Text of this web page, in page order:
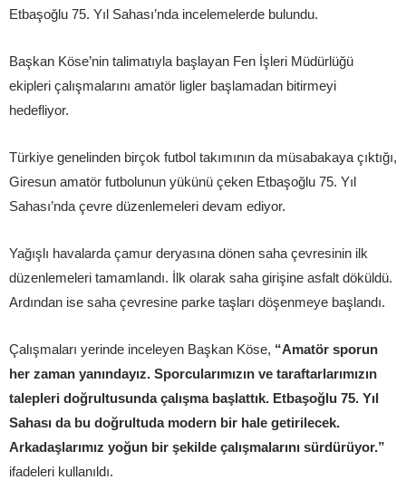
Etbaşoğlu 75. Yıl Sahası’nda incelemelerde bulundu.
Başkan Köse’nin talimatıyla başlayan Fen İşleri Müdürlüğü
ekipleri çalışmalarını amatör ligler başlamadan bitirmeyi
hedefliyor.
Türkiye genelinden birçok futbol takımının da müsabakaya çıktığı,
Giresun amatör futbolunun yükünü çeken Etbaşoğlu 75. Yıl
Sahası’nda çevre düzenlemeleri devam ediyor.
Yağışlı havalarda çamur deryasına dönen saha çevresinin ilk
düzenlemeleri tamamlandı. İlk olarak saha girişine asfalt döküldü.
Ardından ise saha çevresine parke taşları döşenmeye başlandı.
Çalışmaları yerinde inceleyen Başkan Köse, “Amatör sporun
her zaman yanındayız. Sporcularımızın ve taraftarlarımızın
talepleri doğrultusunda çalışma başlattık. Etbaşoğlu 75. Yıl
Sahası da bu doğrultuda modern bir hale getirilecek.
Arkadaşlarımız yoğun bir şekilde çalışmalarını sürdürüyor.”
ifadeleri kullanıldı.